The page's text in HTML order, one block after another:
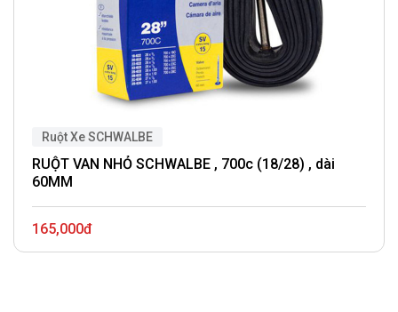
Ruột Xe SCHWALBE
RUỘT VAN NHỎ SCHWALBE , 700c (18/28) , dài
60MM
165,000đ